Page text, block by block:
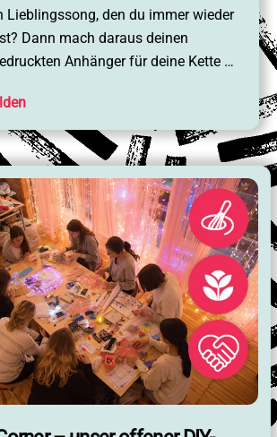
Lieblingssong, den du immer wieder
Dann mach daraus deinen
Anhänger für deine Kette …